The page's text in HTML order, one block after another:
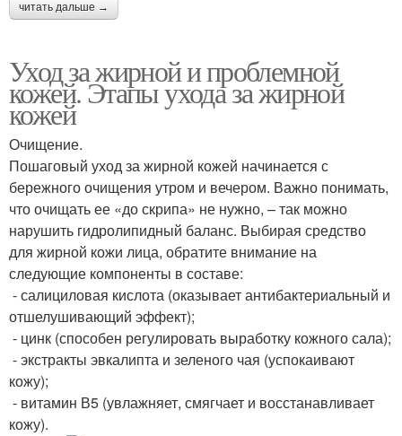
читать дальше →
Уход за жирной и проблемной
кожей. Этапы ухода за жирной
кожей
Очищение.
Пошаговый уход за жирной кожей начинается с
бережного очищения утром и вечером. Важно понимать,
что очищать ее «до скрипа» не нужно, – так можно
нарушить гидролипидный баланс. Выбирая средство
для жирной кожи лица, обратите внимание на
следующие компоненты в составе:
- салициловая кислота (оказывает антибактериальный и
отшелушивающий эффект);
- цинк (способен регулировать выработку кожного сала);
- экстракты эвкалипта и зеленого чая (успокаивают
кожу);
- витамин В5 (увлажняет, смягчает и восстанавливает
кожу).